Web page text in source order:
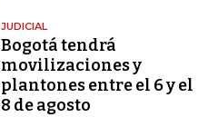
JUDICIAL
Bogotá tendrá
movilizaciones y
plantones entre el 6 y el
8 de agosto